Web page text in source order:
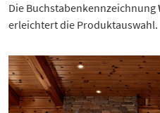
Die Buchstabenkennzeichnung
erleichtert die Produktauswahl.